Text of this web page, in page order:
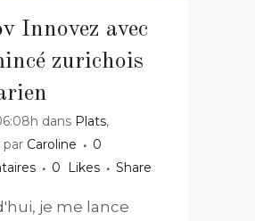
Innovez avec
zurichois
dans Plats,
par Caroline
0
0 Likes Share
je me lance